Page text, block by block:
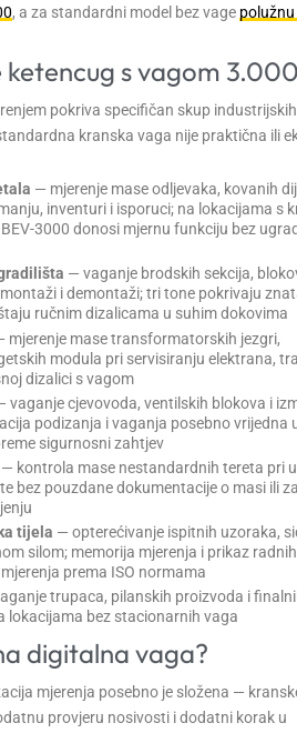
, a za standardni model bez vage
s vagom
pokriva specifičan skup
kranska vaga nije praktična ili
— mjerenje mase odljevaka, kovanih
inventuri i isporuci; na lokacijama s
3000 donosi mjernu funkciju bez
— vaganje brodskih sekcija,
i demontaži; tri tone pokrivaju
ručnim dizalicama u suhim dokovima
mjerenje mase transformatorskih jezgri,
modula pri servisiranju elektrana,
dizalici s vagom
vaganje cjevovoda, ventilskih blokova i
podizanja i vaganja posebno vrijedna
sigurnosni zahtjev
— kontrola mase nestandardnih tereta pri
bez pouzdane dokumentacije o masi ili
tijela — opterećivanje ispitnih uzoraka,
silom; memorija mjerenja i prikaz
prema ISO normama
trupaca, pilanskih proizvoda i
lokacijama bez stacionarnih vaga
digitalna vaga?
mjerenja posebno je složena —
provjeru nosivosti i dodatni korak u